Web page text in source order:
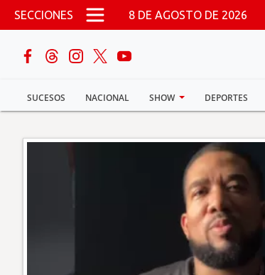
Pasar al contenido principal
SECCIONES 8 DE AGOSTO DE 2026
SUCESOS NACIONAL SHOW DEPORTES
buscar
Sucesos
Nacional